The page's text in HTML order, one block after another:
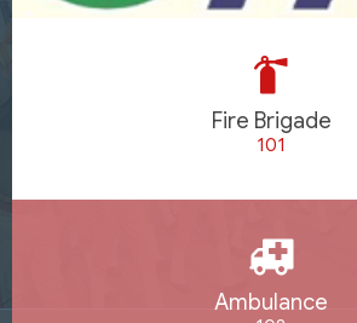
Fire Brigade
101
Ambulance